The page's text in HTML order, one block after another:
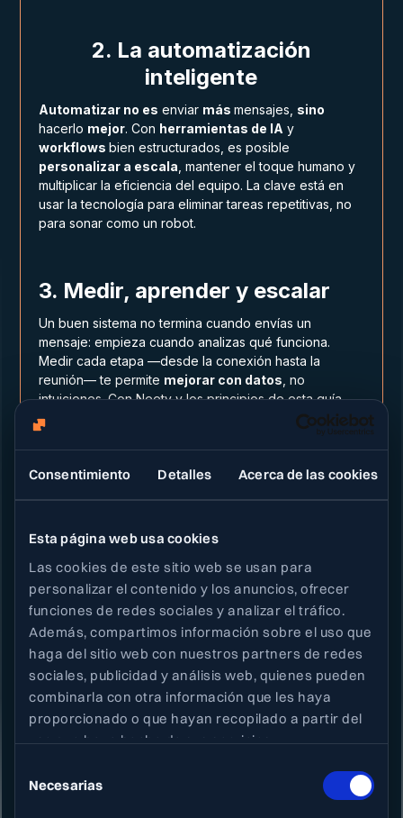
Consentimiento Detalles Acerca de las cookies
Esta página web usa cookies
Las cookies de este sitio web se usan para
personalizar el contenido y los anuncios, ofrecer
funciones de redes sociales y analizar el tráfico.
Además, compartimos información sobre el uso que
haga del sitio web con nuestros partners de redes
sociales, publicidad y análisis web, quienes pueden
combinarla con otra información que les haya
proporcionado o que hayan recopilado a partir del
uso que haya hecho de sus servicios.
deNecesarias
2. La automatización
inteligente
Automatizar no es enviar másmensajes, sino
hacerlo mejor. Con herramientas de IA y
workflowsbien estructurados, es posible
personalizar a escala , mantener el toque humano y
multiplicar la eficiencia del equipo. La clave está en
usar la tecnología para eliminar tareas repetitivas, no
para sonar como un robot.
3. Medir, aprender y escalar
Un buen sistema no termina cuando envías un
mensaje: empieza cuando analizas qué funciona.
Medir cada etapa —desde la conexión hasta la
reunión— te permite mejorar con datos , no
intuiciones. Con Neety y los principios de esta guía,
puedes construir un sistema de
prospección
moderno, medible y en constante evolución.
Social
Email
Ubicación
Paseo de Miramon 170